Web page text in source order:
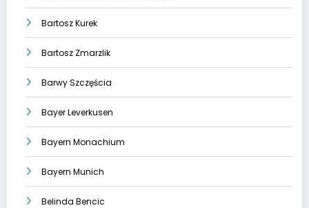
Bartosz Kurek
Bartosz Zmarzlik
Barwy Szczęścia
Bayer Leverkusen
Bayern Monachium
Bayern Munich
Belinda Bencic